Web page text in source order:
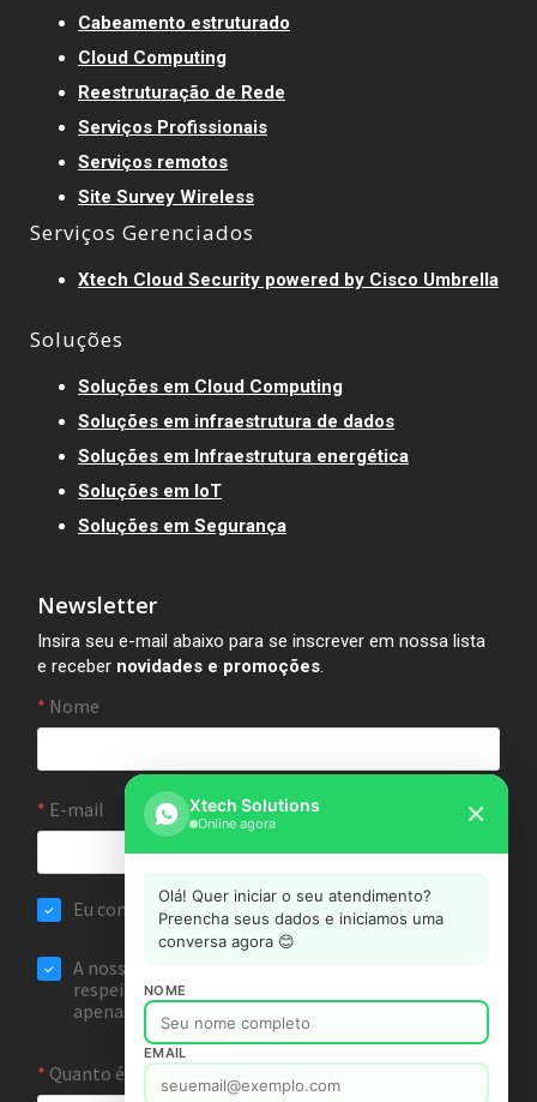
Cabeamento estruturado
Cloud Computing
Reestruturação de Rede
Serviços Profissionais
Serviços remotos
Site Survey Wireless
Serviços Gerenciados
Xtech Cloud Security powered by Cisco Umbrella
Soluções
Soluções em Cloud Computing
Soluções em infraestrutura de dados
Soluções em Infraestrutura energética
Soluções em IoT
Soluções em Segurança
Newsletter
Insira seu e-mail abaixo para se inscrever em nossa lista
e receber novidades e promoções.
Xtech Solutions
Online agora ✕
Olá! Quer iniciar o seu atendimento?
Preencha seus dados e iniciamos uma
conversa agora 😊
NOME
EMAIL